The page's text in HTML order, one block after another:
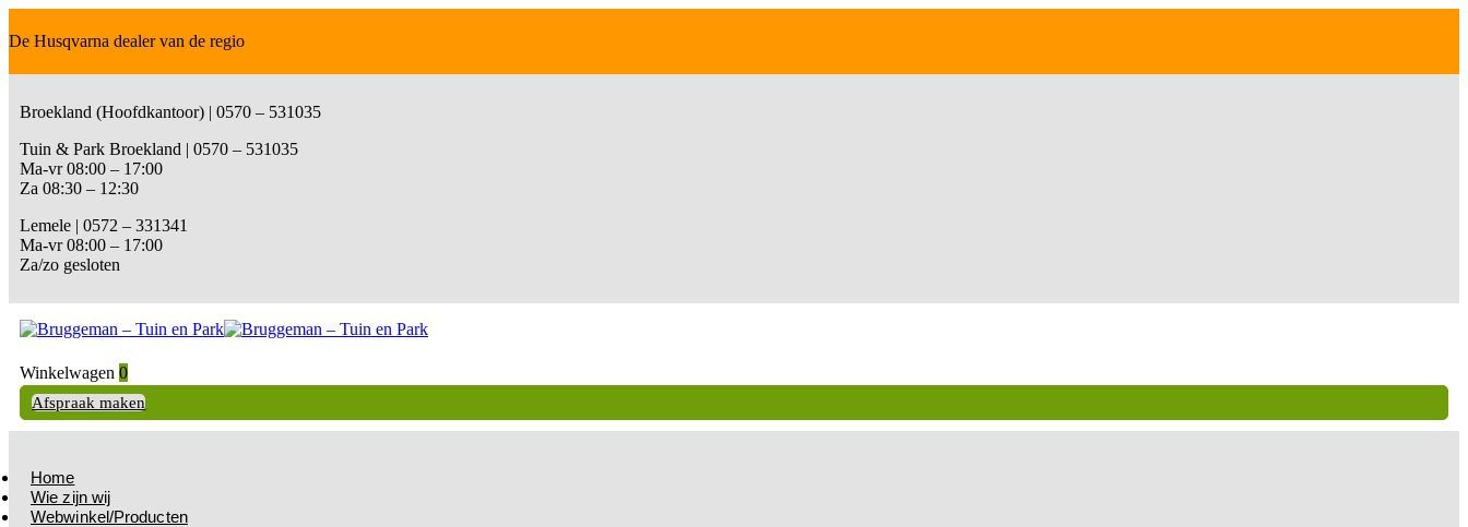
De Husqvarna dealer van de regio
Broekland (Hoofdkantoor) | 0570 – 531035
Tuin & Park Broekland | 0570 – 531035
Ma-vr 08:00 – 17:00
Za 08:30 – 12:30
Lemele | 0572 – 331341
Ma-vr 08:00 – 17:00
Za/zo gesloten
Winkelwagen 0
Afspraak maken
Home
Wie zijn wij
Webwinkel/Producten